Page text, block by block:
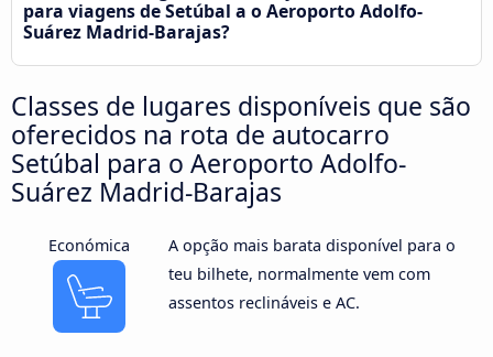
para viagens de Setúbal a o Aeroporto Adolfo-
Suárez Madrid-Barajas?
Classes de lugares disponíveis que são
oferecidos na rota de autocarro
Setúbal para o Aeroporto Adolfo-
Suárez Madrid-Barajas
Económica
A opção mais barata disponível para o
teu bilhete, normalmente vem com
assentos reclináveis e AC.